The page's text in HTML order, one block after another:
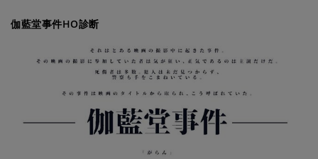
伽藍堂事件HO診断